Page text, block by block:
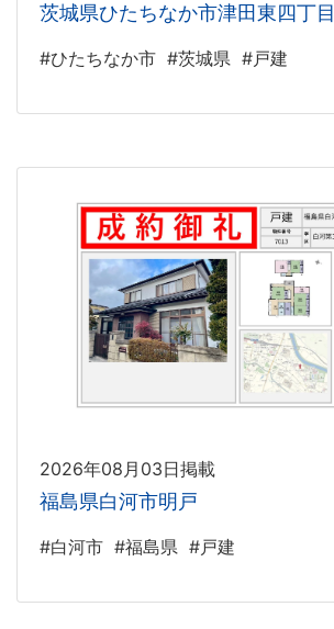
茨城県ひたちなか市津田東四丁目
#ひたちなか市 #茨城県 #戸建
2026年08月03日掲載
福島県白河市明戸
#白河市 #福島県 #戸建